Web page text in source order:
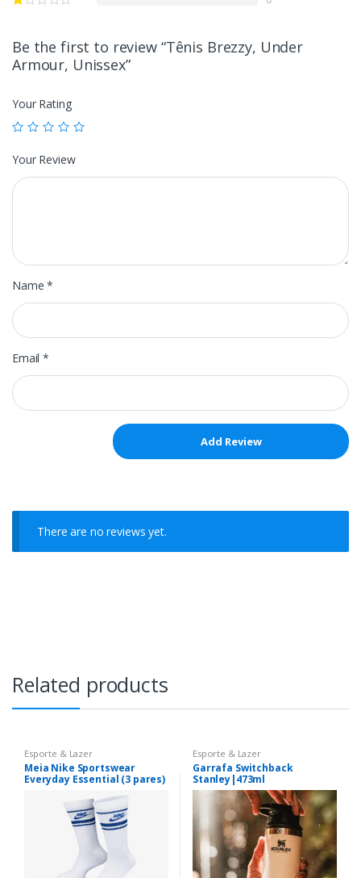
Be the first to review “Tênis Brezzy, Under
Armour, Unissex”
Your Rating
Your Review
Name*
Email*
There are no reviews yet.
Related products
Esporte & Lazer
Meia Nike Sportswear
Everyday Essential (3 pares)
Esporte & Lazer
Garrafa Switchback
Stanley|473ml